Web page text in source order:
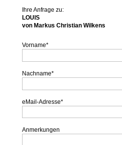
Ihre Anfrage zu:
LOUIS
von Markus Christian Wilkens
Vorname*
Nachname*
eMail-Adresse*
Anmerkungen